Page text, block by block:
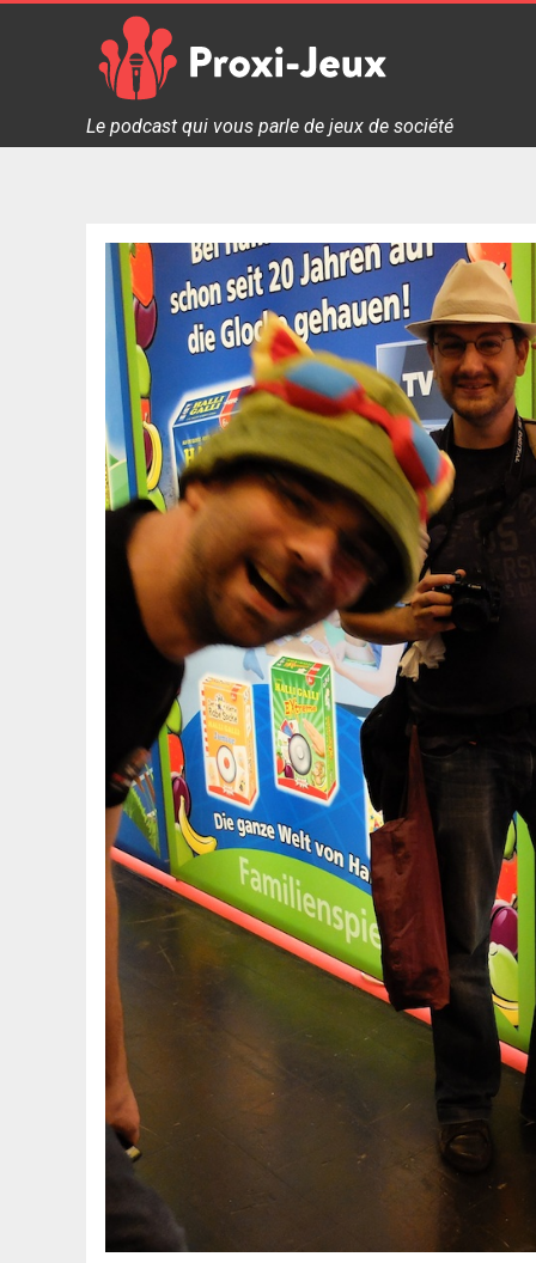
Proxi Jeux - Le podcast qui vous parle de jeux de
Le podcast qui vous parle de jeux de société